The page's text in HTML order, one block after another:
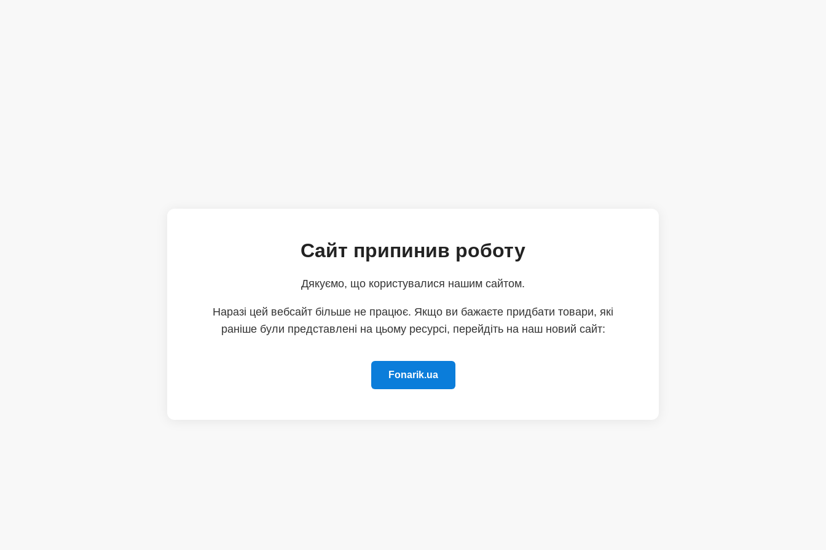
Сайт припинив роботу
Дякуємо, що користувалися нашим сайтом.
Наразі цей вебсайт більше не працює. Якщо ви бажаєте придбати товари, які
раніше були представлені на цьому ресурсі, перейдіть на наш новий сайт:
Fonarik.ua